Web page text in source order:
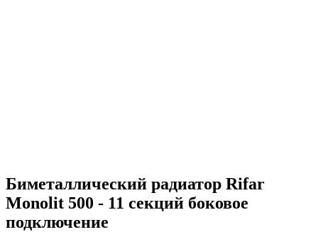
Биметаллический радиатор Rifar
Monolit 500 - 11 секций боковое
подключение